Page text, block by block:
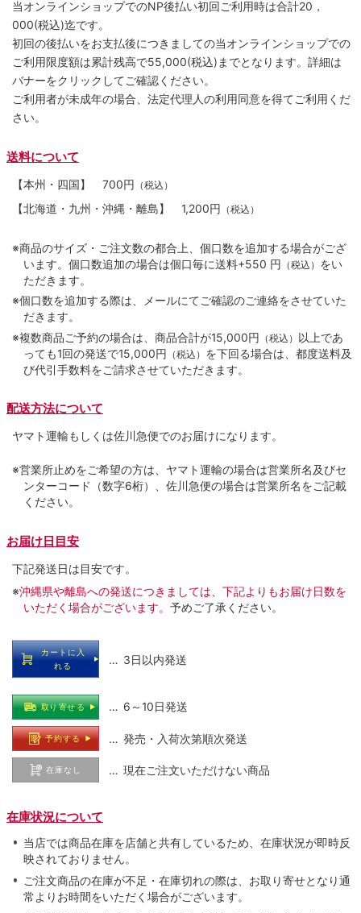
当オンラインショップでのNP後払い初回ご利用時は合計20，
000(税込)迄です。
初回の後払いをお支払後につきましての当オンラインショップでの
ご利用限度額は累計残高で55,000(税込)までとなります。詳細は
バナーをクリックしてご確認ください。
ご利用者が未成年の場合、法定代理人の利用同意を得てご利用くだ
さい。
送料について
【本州・四国】 700円 （税込）
【北海道・九州・沖縄・離島】 1,200円 （税込）
※商品のサイズ・ご注文数の都合上、個口数を追加する場合がござ
います。個口数追加の場合は個口毎に送料+550 円 （税込） をい
ただきます。
※個口数を追加する際は、メールにてご確認のご連絡をさせていた
だきます。
※複数商品ご予約の場合は、商品合計が15,000円 （税込） 以上であ
っても1回の発送で15,000円 （税込） を下回る場合は、都度送料及
び代引手数料をご請求させていただきます。
配送方法について
ヤマト運輸もしくは佐川急便でのお届けになります。
※営業所止めをご希望の方は、ヤマト運輸の場合は営業所名及びセ
ンターコード（数字6桁）、佐川急便の場合は営業所名をご記載
ください。
お届け日目安
下記発送日は目安です。
※沖縄県や離島への発送につきましては、下記よりもお届け日数を
いただく場合がございます。 予めご了承ください。
カートに入
れる
… 3日以内発送
取り寄せる … 6～10日発送
予約する … 発売・入荷次第順次発送
在庫なし … 現在ご注文いただけない商品
在庫状況について
当店では商品在庫を店舗と共有しているため、在庫状況が即時反
映されておりません。
ご注文商品の在庫が不足・在庫切れの際は、お取り寄せとなり通
常よりお時間をいただく場合がございます。